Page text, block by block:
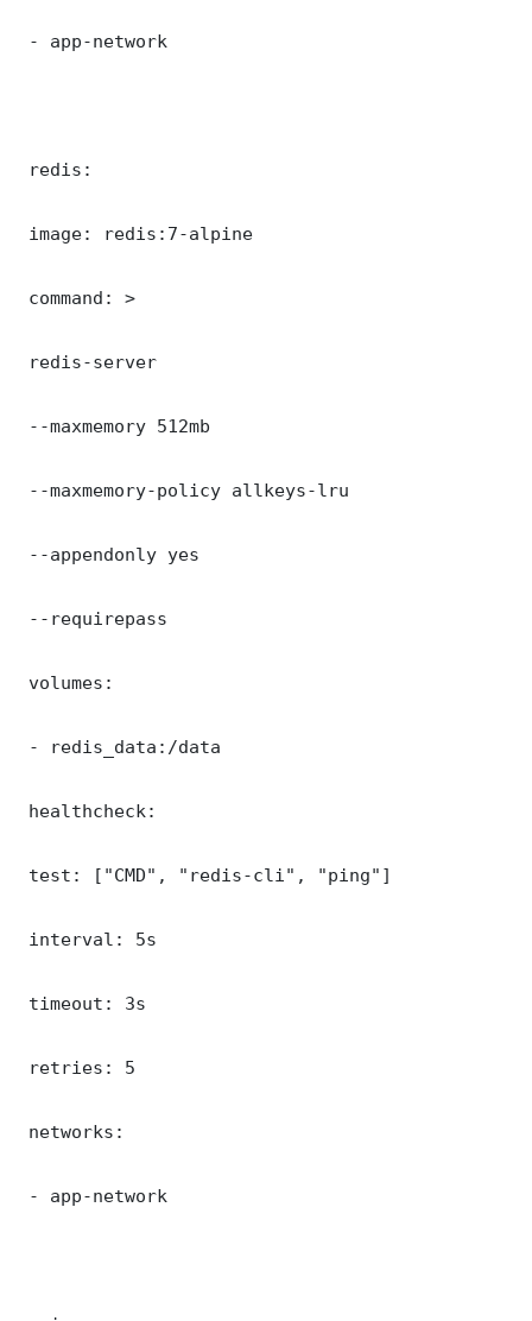
- app-network
redis:
image: redis:7-alpine
command: >
redis-server
--maxmemory 512mb
--maxmemory-policy allkeys-lru
--appendonly yes
--requirepass
volumes:
- redis_data:/data
healthcheck:
test: ["CMD", "redis-cli", "ping"]
interval: 5s
timeout: 3s
retries: 5
networks:
- app-network